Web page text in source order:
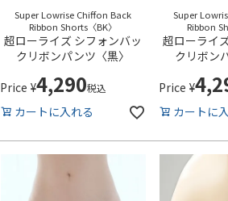
Super Lowrise Chiffon Back
Ribbon Shorts〈BK〉
超ローライズ シフォンバッ
クリボンパンツ〈黒〉
Price ¥4,290税込
カートに入れる
Super
Ribbon
超ローライ
クリボン
Price ¥
カートに